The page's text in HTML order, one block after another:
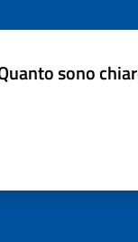
sono